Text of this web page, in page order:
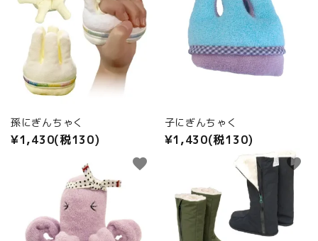
ANGEL KIDS WEARのこだわり
商品カテゴリから選ぶ
ようこそ ゲスト 様
person 新規会員登録
孫にぎんちゃく
¥1,430(税130)
子にぎんちゃく
¥1,430(税130)
favorite favorite